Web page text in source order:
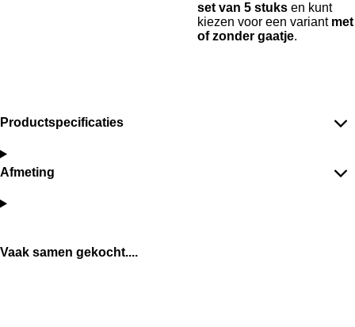
set van 5 stuks en kunt
kiezen voor een variant met
of zonder gaatje.
Productspecificaties
Afmeting
Vaak samen gekocht....